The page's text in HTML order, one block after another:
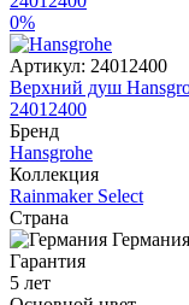
0%
Артикул: 24012400
Верхний душ
24012400
Бренд
Hansgrohe
Коллекция
Rainmaker Select
Страна
Германия
Гарантия
5 лет